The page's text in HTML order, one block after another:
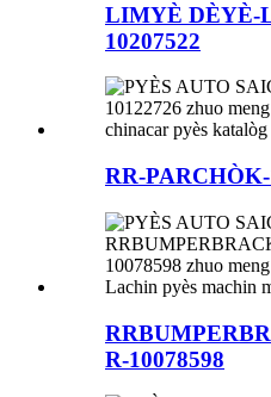
LIMYÈ DÈYÈ-
10207522
RR-PARCHÒK-
R-10078598